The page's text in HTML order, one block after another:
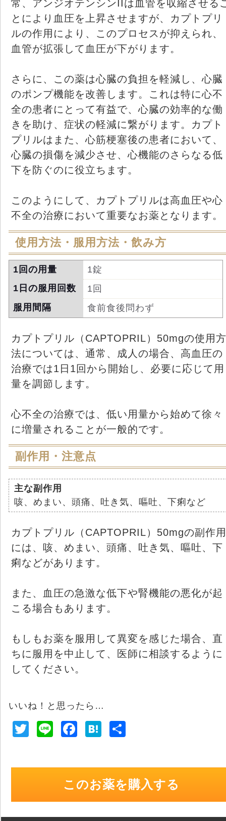
常、アンジオテンシンIIは血管を収縮させる
とにより血圧を上昇させますが、カプトプリ
ルの作用により、このプロセスが抑えられ、
血管が拡張して血圧が下がります。
さらに、この薬は心臓の負担を軽減し、心臓
のポンプ機能を改善します。これは特に心不
全の患者にとって有益で、心臓の効率的な働
きを助け、症状の軽減に繋がります。カプト
プリルはまた、心筋梗塞後の患者において、
心臓の損傷を減少させ、心機能のさらなる低
下を防ぐのに役立ちます。
このようにして、カプトプリルは高血圧や心
不全の治療において重要なお薬となります。
使用方法・服用方法・飲み方
1回の用量
1錠
1日の服用回数
1回
服用間隔
食前食後問わず
カプトプリル（CAPTOPRIL）50mgの使用方
法については、通常、成人の場合、高血圧の
治療では1日1回から開始し、必要に応じて用
量を調節します。
心不全の治療では、低い用量から始めて徐々
に増量されることが一般的です。
副作用・注意点
主な副作用
咳、めまい、頭痛、吐き気、嘔吐、下痢など
カプトプリル（CAPTOPRIL）50mgの副作用
には、咳、めまい、頭痛、吐き気、嘔吐、下
痢などがあります。
また、血圧の急激な低下や腎機能の悪化が起
こる場合もあります。
もしもお薬を服用して異変を感じた場合、直
ちに服用を中止して、医師に相談するように
してください。
いいね！と思ったら…
T
Li
e
b
H
n
a
このお薬を購入する